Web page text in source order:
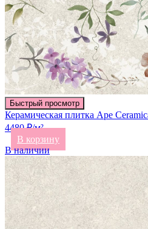
Быстрый просмотр
Керамическая плитка Ape
4480 ₽/м²
В корзину
В наличии